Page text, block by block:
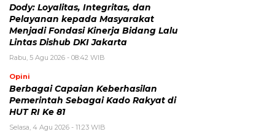
Dody: Loyalitas, Integritas, dan
Pelayanan kepada Masyarakat
Menjadi Fondasi Kinerja Bidang Lalu
Lintas Dishub DKI Jakarta
Rabu, 5 Agu 2026 - 08:42 WIB
Opini
Berbagai Capaian Keberhasilan
Pemerintah Sebagai Kado Rakyat di
HUT RI Ke 81
Selasa, 4 Agu 2026 - 11:23 WIB